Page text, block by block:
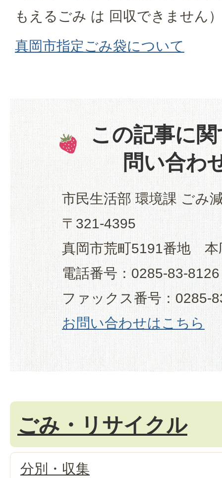
もえるごみ は 回収できません）
真岡市指定ごみ袋について
この記事に
問い合わ
市民生活部 環境課 ごみ
〒321-4395
真岡市荒町5191番地 本
電話番号：0285-83-8126
ファックス番号：0285-
お問い合わせはこちら
ごみ・リサイクル
分別・収集